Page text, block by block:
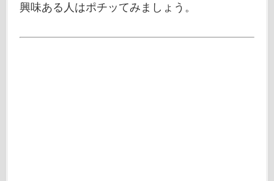
興味ある人はポチッてみましょう。